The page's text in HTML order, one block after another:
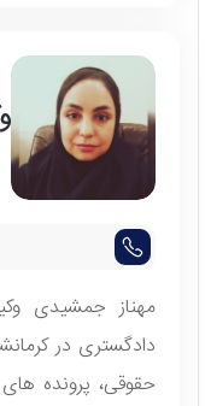
مهناز جمشیدی
دادگستری در
حقوقی، پرونده